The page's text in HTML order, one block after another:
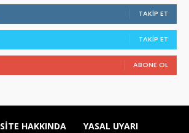
TAKIP ET
TAKIP ET
ABONE OL
SITE HAKKINDA YASAL UYARI